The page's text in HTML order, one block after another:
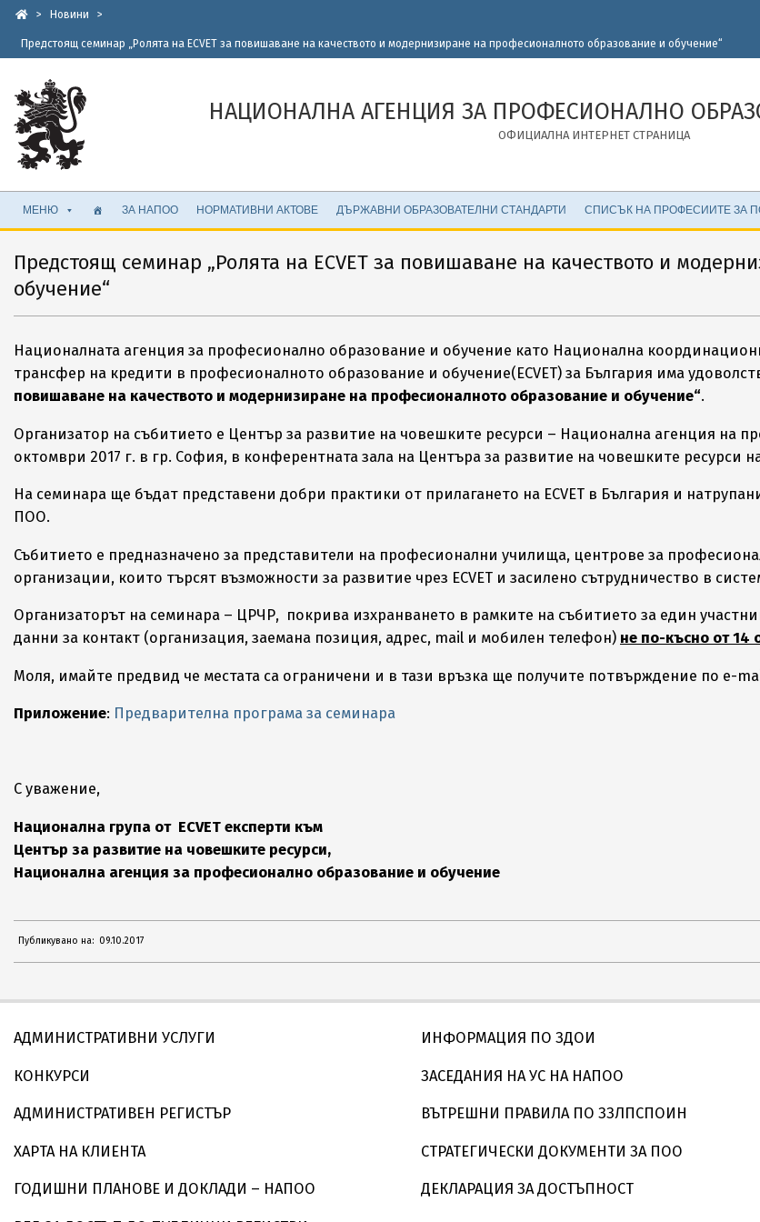
Skip
content
> Новини >
Предстоящ семинар „Ролята на ECVET за повишаване на качеството и модернизиране на професионалното образование и обучение“
НАЦИОНАЛНА АГЕНЦИЯ ЗА ПРОФЕСИОНАЛНО
ОФИЦИАЛНА ИНТЕРНЕТ СТРАНИЦА
Secondary
Navigation
ЗА НАПОО НОРМАТИВНИ АКТОВЕ ДЪРЖАВНИ ОБРАЗОВАТЕЛНИ СТАНДАРТИ СПИСЪК НА ПРОФЕСИИТЕ ЗА
МЕНЮ
Предстоящ семинар „Ролята на ECVET за повишаване на качеството и
обучение“
Националната агенция за професионално образование и обучение като Национална
трансфер на кредити в професионалното образование и обучение(ECVET) за България има
повишаване на качеството и модернизиране на професионалното образование и обучение“.
Организатор на събитието е Център за развитие на човешките ресурси – Национална агенция на
октомври 2017 г. в гр. София, в конферентната зала на Центъра за развитие на човешките ресурси
На семинара ще бъдат представени добри практики от прилагането на ECVET в България и
ПОО.
Събитието е предназначено за представители на професионални училища, центрове за
организации, които търсят възможности за развитие чрез ECVET и засилено сътрудничество в
Организаторът на семинара – ЦРЧР, покрива изхранването в рамките на събитието за един
данни за контакт (организация, заемана позиция, адрес, mail и мобилен телефон) не по-късно от 14
Моля, имайте предвид че местата са ограничени и в тази връзка ще получите потвърждение по e-
Приложение: Предварителна програма за семинара
С уважение,
Национална група от ECVET експерти към
Център за развитие на човешките ресурси,
Национална агенция за професионално образование и обучение
Публикувано на: 09.10.2017
АДМИНИСТРАТИВНИ УСЛУГИ
КОНКУРСИ
АДМИНИСТРАТИВЕН РЕГИСТЪР
ХАРТА НА КЛИЕНТА
ГОДИШНИ ПЛАНОВЕ И ДОКЛАДИ – НАПОО
ИНФОРМАЦИЯ ПО ЗДОИ
ЗАСЕДАНИЯ НА УС НА НАПОО
ВЪТРЕШНИ ПРАВИЛА ПО ЗЗЛПСПОИН
СТРАТЕГИЧЕСКИ ДОКУМЕНТИ ЗА ПОО
ДЕКЛАРАЦИЯ ЗА ДОСТЪПНОСТ